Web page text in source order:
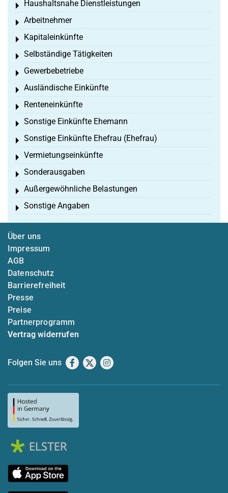
Haushaltsnahe Dienstleistungen
Toggle menu
Arbeitnehmer
Toggle menu
Kapitaleinkünfte
Toggle menu
Selbständige Tätigkeiten
Toggle menu
Gewerbebetriebe
Toggle menu
Ausländische Einkünfte
Toggle menu
Renteneinkünfte
Toggle menu
Sonstige Einkünfte Ehemann
Toggle menu
Sonstige Einkünfte Ehefrau (Ehefrau)
Toggle menu
Vermietungseinkünfte
Toggle menu
Sonderausgaben
Toggle menu
Außergewöhnliche Belastungen
Toggle menu
Sonstige Angaben
Toggle menu
Über uns
Impressum
AGB
Datenschutz
Barrierefreiheit
Presse
Preise
Partnerprogramm
Vertrag widerrufen
Folgen Sie uns Facebook
X Instagram